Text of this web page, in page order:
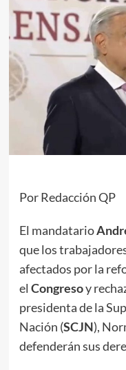
Por Redacción QP
El mandatario
que los
afectados por la
el Congresoy
presidenta de la
Nación (SCJN),
defenderán sus